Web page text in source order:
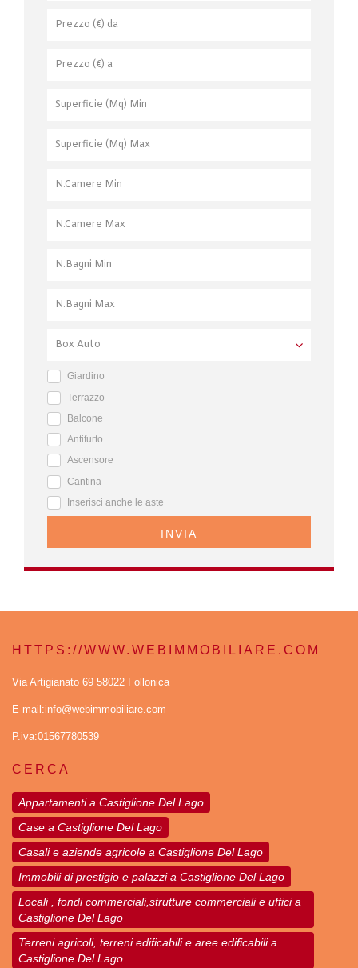
Giardino
Terrazzo
Balcone
Antifurto
Ascensore
Cantina
Inserisci anche le aste
INVIA
HTTPS://WWW.WEBIMMOBILIARE.COM
Via Artigianato 69 58022 Follonica
E-mail:info@webimmobiliare.com
P.iva:01567780539
CERCA
Appartamenti a Castiglione Del Lago
Case a Castiglione Del Lago
Casali e aziende agricole a Castiglione Del Lago
Immobili di prestigio e palazzi a Castiglione Del Lago
Locali , fondi commerciali,strutture commerciali e uffici a
Castiglione Del Lago
Terreni agricoli, terreni edificabili e aree edificabili a
Castiglione Del Lago